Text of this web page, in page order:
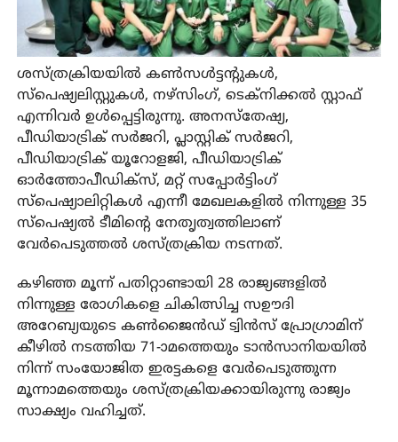
ശസ്ത്രക്രിയയില്‍ കണ്‍സള്‍ട്ടന്റുകള്‍,
സ്‌പെഷ്യലിസ്റ്റുകള്‍, നഴ്‌സിംഗ്, ടെക്‌നിക്കല്‍ സ്റ്റാഫ്
എന്നിവര്‍ ഉള്‍പ്പെട്ടിരുന്നു. അനസ്‌തേഷ്യ,
പീഡിയാട്രിക് സര്‍ജറി, പ്ലാസ്റ്റിക് സര്‍ജറി,
പീഡിയാട്രിക് യൂറോളജി, പീഡിയാട്രിക്
ഓര്‍ത്തോപീഡിക്‌സ്, മറ്റ് സപ്പോര്‍ട്ടിംഗ്
സ്‌പെഷ്യാലിറ്റികള്‍ എന്നീ മേഖലകളില്‍ നിന്നുള്ള 35
സ്പെഷ്യല്‍ ടീമിന്റെ നേതൃത്വത്തിലാണ്
വേര്‍പെടുത്തല്‍ ശസ്ത്രക്രിയ നടന്നത്.
കഴിഞ്ഞ മൂന്ന് പതിറ്റാണ്ടായി 28 രാജ്യങ്ങളില്‍
നിന്നുള്ള രോഗികളെ ചികിത്സിച്ച സഊദി
അറേബ്യയുടെ കണ്‍ജൈന്‍ഡ് ട്വിന്‍സ് പ്രോഗ്രാമിന്
കീഴില്‍ നടത്തിയ 71-ാമത്തെയും ടാന്‍സാനിയയില്‍
നിന്ന് സംയോജിത ഇരട്ടകളെ വേര്‍പെടുത്തുന്ന
മൂന്നാമത്തെയും ശസ്ത്രക്രിയക്കായിരുന്നു രാജ്യം
സാക്ഷ്യം വഹിച്ചത്.